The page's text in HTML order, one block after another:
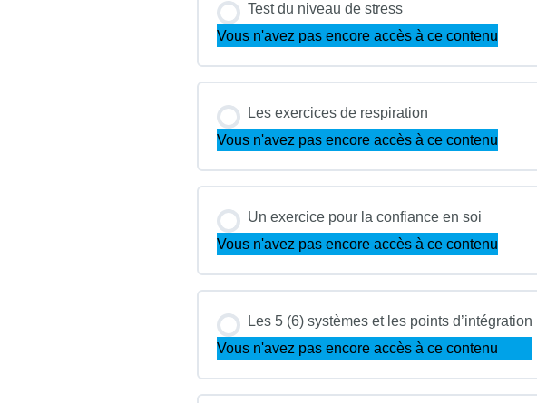
Test du niveau de stress
Vous n'avez pas encore accès à ce contenu
Les exercices de respiration
Vous n'avez pas encore accès à ce contenu
Un exercice pour la confiance en soi
Vous n'avez pas encore accès à ce contenu
Les 5 (6) systèmes et les points d’intégration
Vous n'avez pas encore accès à ce contenu